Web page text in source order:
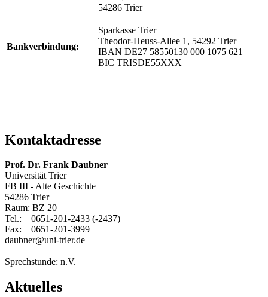
54286 Trier
Bankverbindung:
Sparkasse Trier
Theodor-Heuss-Allee 1, 54292 Trier
IBAN DE27 58550130 000 1075 621
BIC TRISDE55XXX
Kontaktadresse
Prof. Dr. Frank Daubner
Universität Trier
FB III - Alte Geschichte
54286 Trier
Raum: BZ 20
Tel.: 0651-201-2433 (-2437)
Fax: 0651-201-3999
daubner@uni-trier.de
Sprechstunde: n.V.
Aktuelles